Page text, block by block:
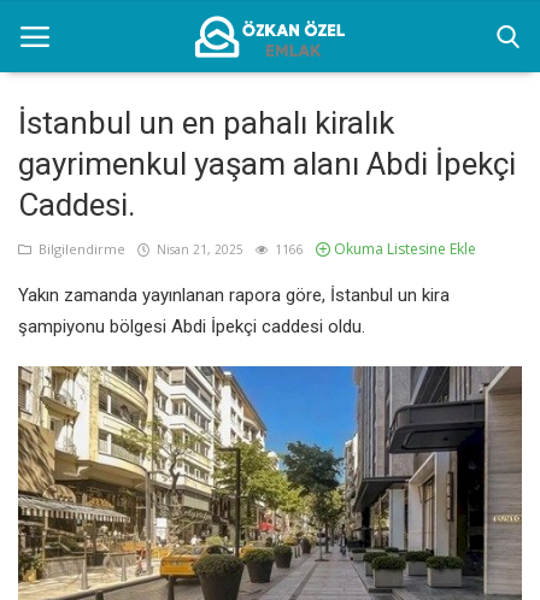
Anasayfa
Bilgilendirme
İstanbul Eşyalı Kiralık Yerler
Türkçe
İstanbul un en pahalı kiralık
gayrimenkul yaşam alanı Abdi İpekçi
Caddesi.
Bilgilendirme Nisan 21, 2025 1166 Okuma Listesine Ekle
Yakın zamanda yayınlanan rapora göre, İstanbul un kira
şampiyonu bölgesi Abdi İpekçi caddesi oldu.